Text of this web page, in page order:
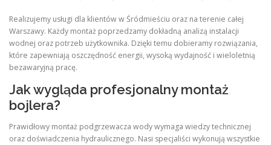
Realizujemy usługi dla klientów w Śródmieściu oraz na terenie całej
Warszawy. Każdy montaż poprzedzamy dokładną analizą instalacji
wodnej oraz potrzeb użytkownika. Dzięki temu dobieramy rozwiązania,
które zapewniają oszczędność energii, wysoką wydajność i wieloletnią
bezawaryjną pracę.
Jak wygląda profesjonalny montaż
bojlera?
Prawidłowy montaż podgrzewacza wody wymaga wiedzy technicznej
oraz doświadczenia hydraulicznego. Nasi specjaliści wykonują wszystkie